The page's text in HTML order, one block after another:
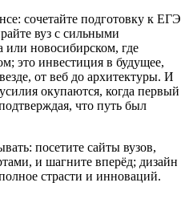
сочетайте подготовку к ЕГЭ
вуз с сильными
новосибирском, где
это инвестиция в будущее,
от веб до архитектуры. И
окупаются, когда первый
что путь был
посетите сайты вузов,
и шагните вперёд; дизайн
страсти и инноваций.